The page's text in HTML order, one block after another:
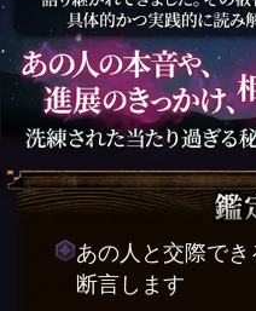
あの人と交際で
断言します